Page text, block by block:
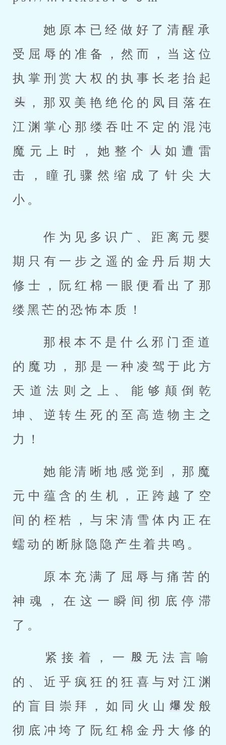
受屈辱的准备，然而，当这位
执掌刑赏大权的执事长老抬起
，那双美艳绝伦的凤目落在
江渊掌心那缕吞吐不定的混沌
魔元上时，她整个
如遭雷
击，瞳孔骤然缩成了针尖大
小。
期只有一步之遥的金丹后期大
修士，阮红棉一眼便看出了那
缕黑芒的恐怖本质！
的魔功，那是一种凌驾于此方
天道法则之上、能够颠倒乾
坤、逆转生死的至高造物主之
力！
元中蕴含的生机，正跨越了空
间的桎梏，与宋清雪体内正在
蠕动的断脉隐隐产生着共鸣。
神魂，在这一瞬间彻底停滞
了。
紧接着，一
无法言喻
的、近乎疯狂的狂喜与对江渊
的盲目崇拜，如同火山
发般
彻底冲垮了阮红棉金丹大修的